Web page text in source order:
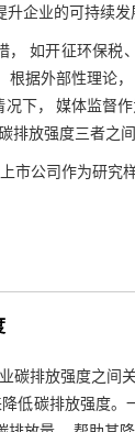
企业的可持续
， 如开征环保
根据外部性理论
下， 媒体监督
排放强度三者之
市公司作为研
碳排放强度之
低碳排放强度